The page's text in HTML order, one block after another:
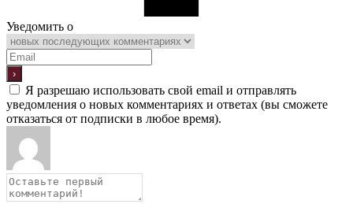
Уведомить о
Я разрешаю использовать свой email и отправлять
уведомления о новых комментариях и ответах (вы cможете
отказаться от подписки в любое время).